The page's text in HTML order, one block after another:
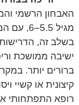
האבחון הרשמי
מגיל
בשלב זה,
ישיבה ממושכת
ברורים יותר.
קיצונית או קשיי
רופא התפתחותי או